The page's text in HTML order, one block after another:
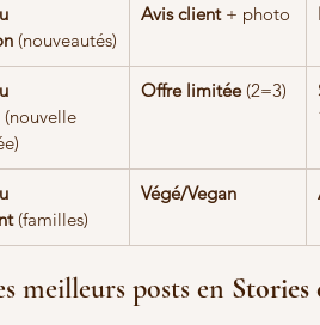
(nouveautés)
Avis client + photo
(nouvelle
Offre limitée (2=3)
(familles)
Végé/Vegan
meilleurs posts en Stories